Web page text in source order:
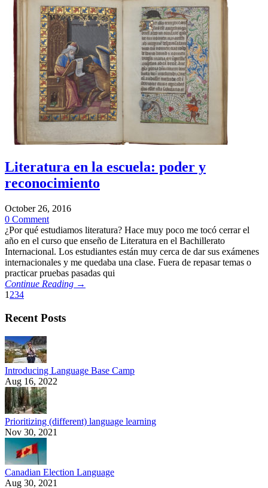
Literatura en la escuela: poder y
reconocimiento
October 26, 2016
0 Comment
¿Por qué estudiamos literatura? Hace muy poco me tocó cerrar el
año en el curso que enseño de Literatura en el Bachillerato
Internacional. Los estudiantes están muy cerca de dar sus exámenes
internacionales y me quedaba una clase. Fuera de repasar temas o
practicar pruebas pasadas qui
Continue Reading →
1 234
Recent Posts
Introducing Language Base Camp
Aug 16, 2022
Prioritizing (different) language learning
Nov 30, 2021
Canadian Election Language
Aug 30, 2021